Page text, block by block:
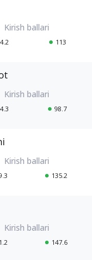
113
98.7
135.2
147.6